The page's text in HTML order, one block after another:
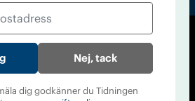
Accent 2026
Personuppgiftspolicy
Nej, tack
dig godkänner du Tidningen